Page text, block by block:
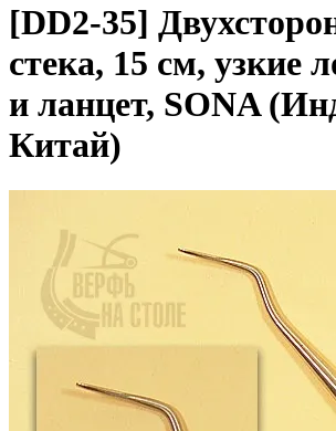
[DD2-35]
стека, 15 см, узкие
и ланцет, SONA
Китай)